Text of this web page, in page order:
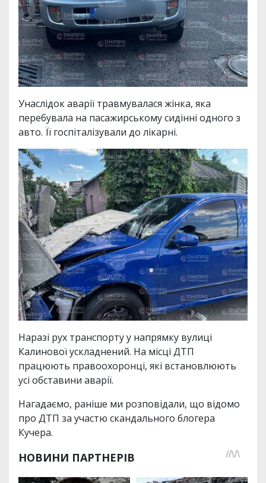
Унаслідок аварії травмувалася жінка, яка
перебувала на пасажирському сидінні одного з
авто. Її госпіталізували до лікарні.
Наразі рух транспорту у напрямку вулиці
Калинової ускладнений. На місці ДТП
працюють правоохоронці, які встановлюють
усі обставини аварії.
Нагадаємо, раніше ми розповідали, що відомо
про ДТП за участю скандального блогера
Кучера.